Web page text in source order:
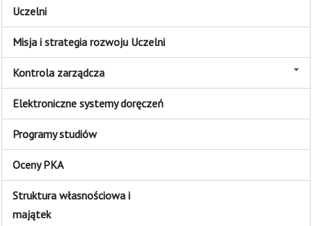
Uczelni
Misja i strategia rozwoju Uczelni
Kontrola zarządcza
Elektroniczne systemy doręczeń
Programy studiów
Oceny PKA
Struktura własnościowa i
majątek